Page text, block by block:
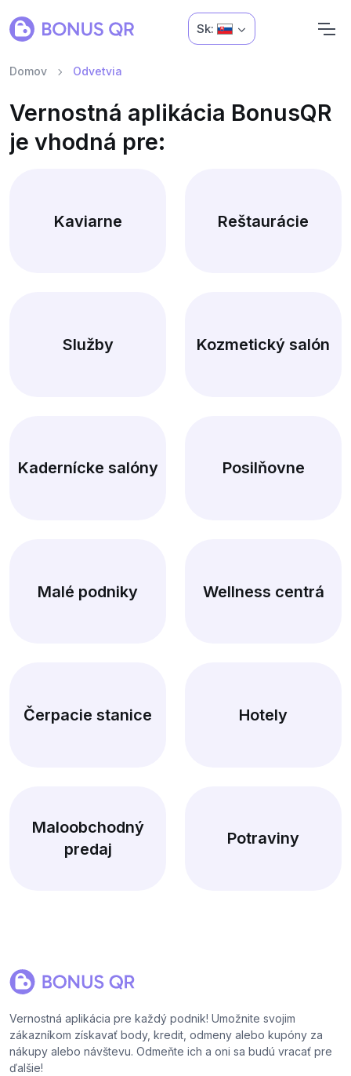
Sk:
Domov Odvetvia
Vernostná aplikácia BonusQR
je vhodná pre:
Kaviarne Reštaurácie
Služby Kozmetický salón
Kadernícke salóny Posilňovne
Malé podniky Wellness centrá
Čerpacie stanice Hotely
Maloobchodný
predaj
Potraviny
Vernostná aplikácia pre každý podnik! Umožnite svojim
zákazníkom získavať body, kredit, odmeny alebo kupóny za
nákupy alebo návštevu. Odmeňte ich a oni sa budú vracať pre
ďalšie!